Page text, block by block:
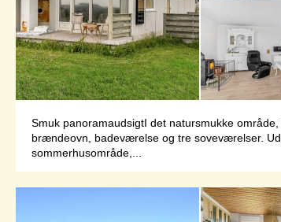
Smuk panoramaudsigtI det natursmukke
brændeovn, badeværelse og tre soveværelser.
sommerhusområde,...